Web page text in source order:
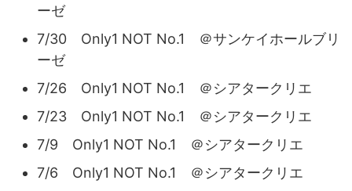
ーゼ
7/30 Only1 NOT No.1 ＠サンケイホールブリ
ーゼ
7/26 Only1 NOT No.1 ＠シアタークリエ
7/23 Only1 NOT No.1 ＠シアタークリエ
7/9 Only1 NOT No.1 ＠シアタークリエ
7/6 Only1 NOT No.1 ＠シアタークリエ